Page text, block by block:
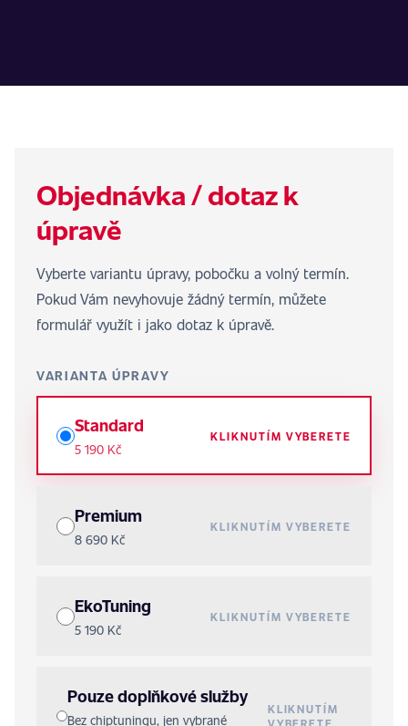
Objednávka / dotaz k
úpravě
Vyberte variantu úpravy, pobočku a volný termín.
Pokud Vám nevyhovuje žádný termín, můžete
formulář využít i jako dotaz k úpravě.
VARIANTA ÚPRAVY
Standard
5 190 Kč
KLIKNUTÍM VYBERETE
Premium
8 690 Kč
KLIKNUTÍM VYBERETE
EkoTuning
5 190 Kč
KLIKNUTÍM VYBERETE
Pouze doplňkové služby
Bez chiptuningu, jen vybrané
KLIKNUTÍM
VYBERETE